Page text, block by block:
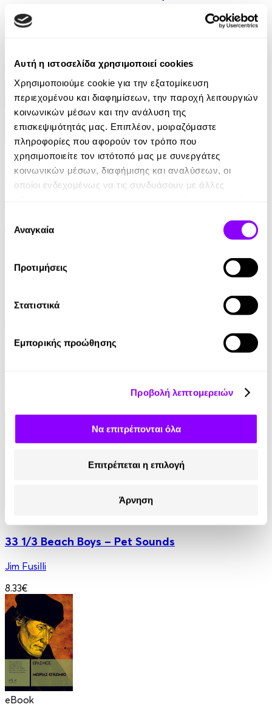
Αυτή η ιστοσελίδα χρησιμοποιεί cookies
Χρησιμοποιούμε cookie για την εξατομίκευση
περιεχομένου και διαφημίσεων, την παροχή λειτουργιών
κοινωνικών μέσων και την ανάλυση της
επισκεψιμότητάς μας. Επιπλέον, μοιραζόμαστε
πληροφορίες που αφορούν τον τρόπο που
χρησιμοποιείτε τον ιστότοπό μας με συνεργάτες
κοινωνικών μέσων, διαφήμισης και αναλύσεων, οι
οποίοι ενδεχομένως να τις συνδυάσουν με άλλες
των υπηρεσιών τους.
συγκατάθεσης
Αναγκαία
Προτιμήσεις
Στατιστικά
Εμπορικής προώθησης
Προβολή λεπτομερειών
Να επιτρέπονται όλα
Επιτρέπεται η επιλογή
Άρνηση
Daphne Carr
eBook
Περπατώντας
4.90€
33 1/3 Beach Boys – Pet Sounds
Jim Fusilli
8.33€
eBook